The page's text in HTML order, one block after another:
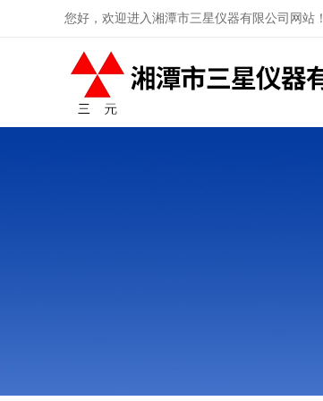
您好，欢迎进入湘潭市三星仪器有限公司网站！